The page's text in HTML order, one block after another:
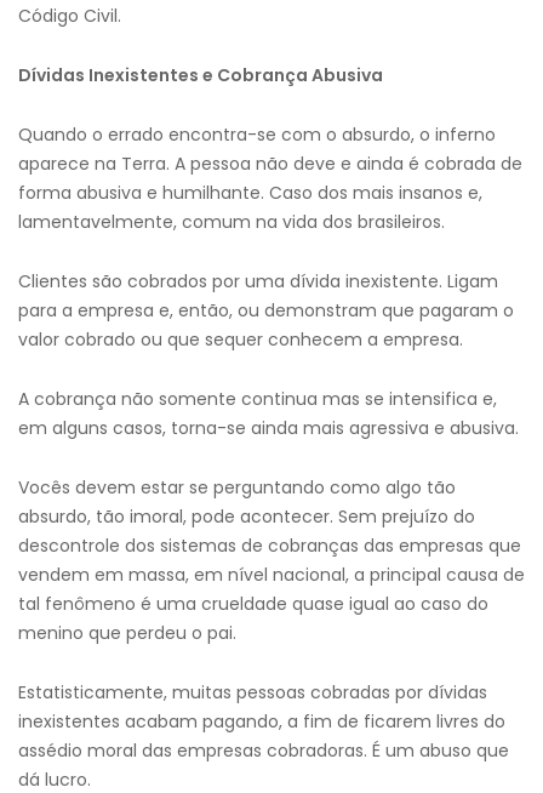
Código Civil.
Dívidas Inexistentes e Cobrança Abusiva
Quando o errado encontra-se com o absurdo, o inferno
aparece na Terra. A pessoa não deve e ainda é cobrada de
forma abusiva e humilhante. Caso dos mais insanos e,
lamentavelmente, comum na vida dos brasileiros.
Clientes são cobrados por uma dívida inexistente. Ligam
para a empresa e, então, ou demonstram que pagaram o
valor cobrado ou que sequer conhecem a empresa.
A cobrança não somente continua mas se intensifica e,
em alguns casos, torna-se ainda mais agressiva e abusiva.
Vocês devem estar se perguntando como algo tão
absurdo, tão imoral, pode acontecer. Sem prejuízo do
descontrole dos sistemas de cobranças das empresas que
vendem em massa, em nível nacional, a principal causa de
tal fenômeno é uma crueldade quase igual ao caso do
menino que perdeu o pai.
Estatisticamente, muitas pessoas cobradas por dívidas
inexistentes acabam pagando, a fim de ficarem livres do
assédio moral das empresas cobradoras. É um abuso que
dá lucro.